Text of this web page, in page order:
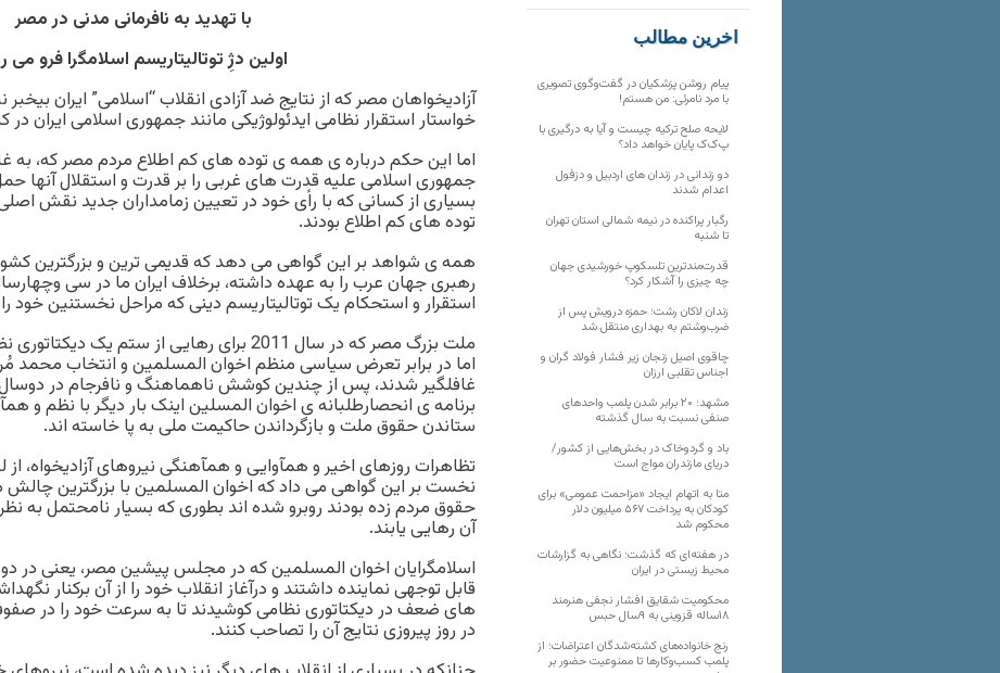
با تهدید به نافرمانی مدنی در مصر
اولین دژِ توتالیتاریسم اسلامگرا فرو می
آزادیخواهان مصر که از نتایج ضد آزادی انقلاب “اسلامی” ایران بیخبر
خواستار استقرار نظامی ایدئولوژیکی مانند جمهوری اسلامی ایران
اما این حکم درباره ی همه ی توده های کم اطلاع مردم مصر که، به
جمهوری اسلامی علیه قدرت های غربی را بر قدرت و استقلال آنها
بسیاری از کسانی که با راًی خود در تعیین زمامداران جدید نقش
توده های کم اطلاع بودند.
همه ی شواهد بر این گواهی می دهد که قدیمی ترین و بزرگترین
رهبری جهان عرب را به عهده داشته، برخلاف ایران ما در سی
استقرار و استحکام یک توتالیتاریسم دینی که مراحل نخستنین خود
ملت بزرگ مصر که در سال 2011 برای رهایی از ستم
غافلگیر شدند، پس از چندین کوشش ناهماهنگ و نافرجام در
برنامه ی انحصارطلبانه ی اخوان المسلین اینک بار دیگر با نظم و
ستاندن حقوق ملت و بازگرداندن حاکیمت ملی به پا خاسته اند.
تظاهرات روزهای اخیر و همآوایی و همآهنگی نیروهای آزادیخواه، از
نخست بر این گواهی می داد که اخوان المسلمین با بزرگترین چالش
حقوق مردم زده بودند روبرو شده اند بطوری که بسیار نامحتمل به نظر
آن رهایی یابند.
اسلامگرایان اخوان المسلمین که در مجلس پیشین مصر، یعنی در
قابل توجهی نماینده داشتند و درآغاز انقلاب خود را از آن برکنار
های ضعف در دیکتاتوری نظامی کوشیدند تا به سرعت خود را در
در روز پیروزی نتایج آن را تصاحب کنند.
آخرین مطالب
پیام روشن پزشکیان در گفت‌و‌گوی تصویری
با مرد نامرئی: من هستم!
لایحه صلح ترکیه چیست و آیا به درگیری با
پ‌ک‌ک پایان خواهد داد؟
دو زندانی در زندان های اردبیل و دزفول
اعدام شدند
رگبار پراکنده در نیمه شمالی استان تهران
تا شنبه
قدرت‌مندترین تلسکوپ خورشیدی جهان
چه چیزی را آشکار کرد؟
زندان لاکان رشت؛ حمزه درویش پس از
ضرب‌وشتم به بهداری منتقل شد
چاقوی اصیل زنجان زیر فشار فولاد گران و
اجناس تقلبی ارزان
مشهد؛ ۲۰ برابر شدن پلمب واحدهای
صنفی نسبت به سال گذشته
باد و گردوخاک در بخش‌هایی از کشور/
دریای مازندران مواج است
متا به اتهام ایجاد «مزاحمت عمومی» برای
کودکان به پرداخت ۵۶۷ میلیون دلار
محکوم شد
در هفته‌ای که گذشت؛ نگاهی به گزارشات
محیط زیستی در ایران
محکومیت شقایق افشار نجفی هنرمند
۱۸ساله قزوینی به ۹سال حبس
رنج خانواده‌های کشته‌شدگان اعتراضات؛ از
پلمب کسب‌وکارها تا ممنوعیت حضور بر